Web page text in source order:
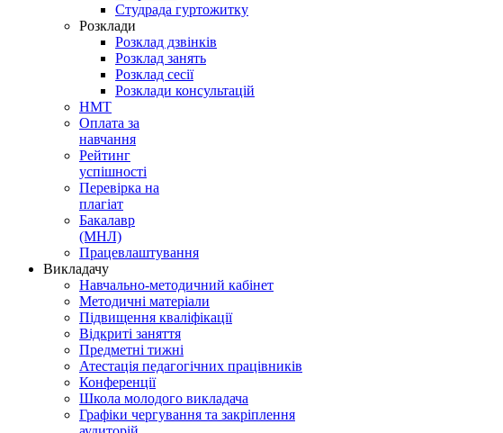
Студрада гуртожитку
Розклади
Розклад дзвінків
Розклад занять
Розклад сесії
Розклади консультацій
НМТ
Оплата за
навчання
Рейтинг
успішності
Перевірка на
плагіат
Бакалавр
(МНЛ)
Працевлаштування
Викладачу
Навчально-методичний кабінет
Методичні матеріали
Підвищення кваліфікації
Відкриті заняття
Предметні тижні
Атестація педагогічних працівників
Конференції
Школа молодого викладача
Графіки чергування та закріплення